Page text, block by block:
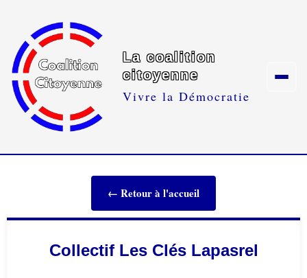
La coalition
citoyenne
Vivre la Démocratie
← Retour à l'accueil
Collectif Les Clés Lapasrel